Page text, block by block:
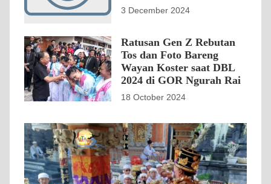
3 December 2024
Ratusan Gen Z Rebutan
Tos dan Foto Bareng
Wayan Koster saat DBL
2024 di GOR Ngurah Rai
18 October 2024